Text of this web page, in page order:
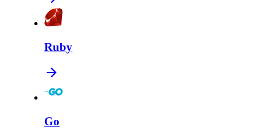
Ruby
Go